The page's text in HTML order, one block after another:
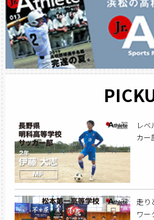
レ
カー
走り
ワー